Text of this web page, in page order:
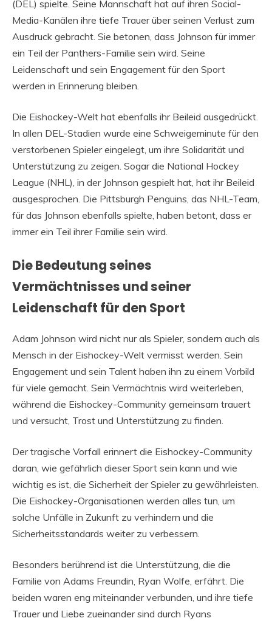
(DEL) spielte. Seine Mannschaft hat auf ihren Social-
Media-Kanälen ihre tiefe Trauer über seinen Verlust zum
Ausdruck gebracht. Sie betonen, dass Johnson für immer
ein Teil der Panthers-Familie sein wird. Seine
Leidenschaft und sein Engagement für den Sport
werden in Erinnerung bleiben.
Die Eishockey-Welt hat ebenfalls ihr Beileid ausgedrückt.
In allen DEL-Stadien wurde eine Schweigeminute für den
verstorbenen Spieler eingelegt, um ihre Solidarität und
Unterstützung zu zeigen. Sogar die National Hockey
League (NHL), in der Johnson gespielt hat, hat ihr Beileid
ausgesprochen. Die Pittsburgh Penguins, das NHL-Team,
für das Johnson ebenfalls spielte, haben betont, dass er
immer ein Teil ihrer Familie sein wird.
Die Bedeutung seines
Vermächtnisses und seiner
Leidenschaft für den Sport
Adam Johnson wird nicht nur als Spieler, sondern auch als
Mensch in der Eishockey-Welt vermisst werden. Sein
Engagement und sein Talent haben ihn zu einem Vorbild
für viele gemacht. Sein Vermächtnis wird weiterleben,
während die Eishockey-Community gemeinsam trauert
und versucht, Trost und Unterstützung zu finden.
Der tragische Vorfall erinnert die Eishockey-Community
daran, wie gefährlich dieser Sport sein kann und wie
wichtig es ist, die Sicherheit der Spieler zu gewährleisten.
Die Eishockey-Organisationen werden alles tun, um
solche Unfälle in Zukunft zu verhindern und die
Sicherheitsstandards weiter zu verbessern.
Besonders berührend ist die Unterstützung, die die
Familie von Adams Freundin, Ryan Wolfe, erfährt. Die
beiden waren eng miteinander verbunden, und ihre tiefe
Trauer und Liebe zueinander sind durch Ryans